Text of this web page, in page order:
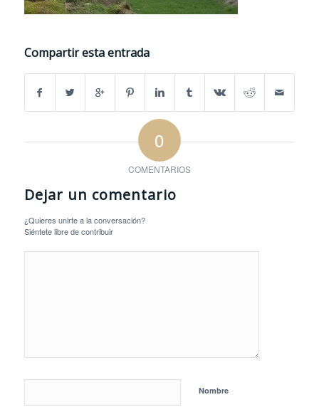
Compartir esta entrada
0
COMENTARIOS
Dejar un comentario
¿Quieres unirte a la conversación?
Siéntete libre de contribuir
Nombre